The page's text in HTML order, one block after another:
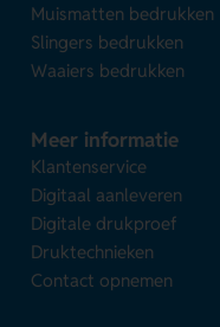
Muismatten bedrukken
Slingers bedrukken
Waaiers bedrukken
Meer informatie
Klantenservice
Digitaal aanleveren
Digitale drukproef
Druktechnieken
Contact opnemen